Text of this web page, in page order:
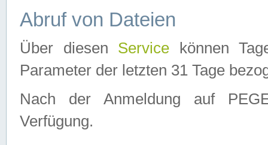
Abruf von Dateien
Über diesen Service können
Parameter der letzten 31 Tage
Nach der Anmeldung auf
Verfügung.